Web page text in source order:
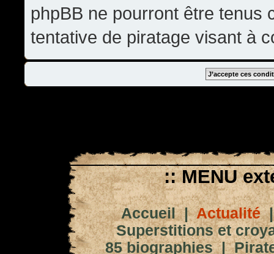
phpBB ne pourront être tenus
tentative de piratage visant à
:: MENU
Accueil|Actualité
Superstitions et
85 biographies|